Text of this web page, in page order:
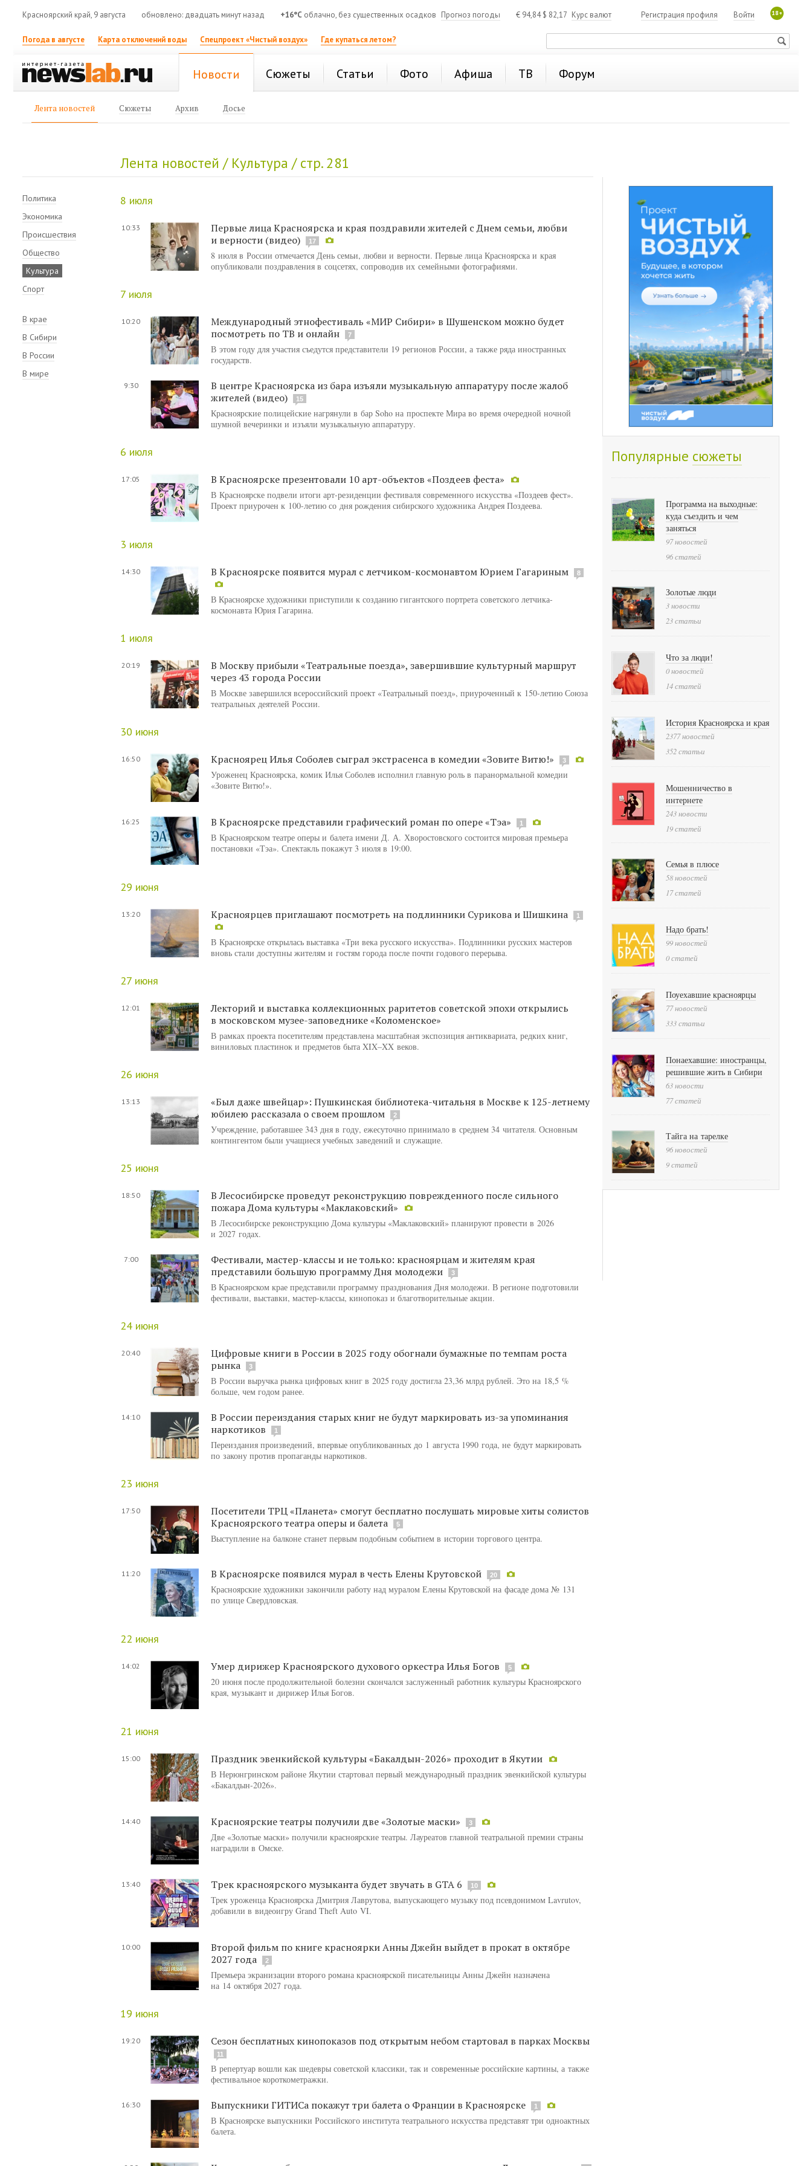
Красноярский край, 9 августа обновлено: двадцать минут назад +16°C облачно, без существенных осадков Прогноз погоды € 94,84$ 82,17 Курс валют 18+
Войти
Регистрация профиля
Погода в августе Карта отключений воды Спецпроект «Чистый воздух» Где купаться летом?
Новости Сюжеты Статьи Фото Афиша ТВ Форум
Лента новостей Сюжеты Архив Досье
Лента новостей / Культура / стр. 281
Политика
Экономика
Происшествия
Общество
Культура
Спорт
В крае
В Сибири
В России
В мире
8 июля
10:33
Первые лица Красноярска и края поздравили жителей с Днем семьи, любви
и верности (видео)
17
8 июля в России отмечается День семьи, любви и верности. Первые лица Красноярска и края
опубликовали поздравления в соцсетях, сопроводив их семейными фотографиями.
7 июля
10:20
Международный этнофестиваль «МИР Сибири» в Шушенском можно будет
посмотреть по ТВ и онлайн
7
В этом году для участия съедутся представители 19 регионов России, а также ряда иностранных
государств.
9:30
В центре Красноярска из бара изъяли музыкальную аппаратуру после жалоб
жителей (видео)
15
Красноярские полицейские нагрянули в бар Soho на проспекте Мира во время очередной ночной
шумной вечеринки и изъяли музыкальную аппаратуру.
6 июля
17:05 В Красноярске презентовали 10 арт-объектов «Поздеев феста»
В Красноярске подвели итоги арт-резиденции фестиваля современного искусства «Поздеев фест».
Проект приурочен к 100-летию со дня рождения сибирского художника Андрея Поздеева.
3 июля
14:30 В Красноярске появится мурал с летчиком-космонавтом Юрием Гагариным 8
В Красноярске художники приступили к созданию гигантского портрета советского летчика-
космонавта Юрия Гагарина.
1 июля
20:19
В Москву прибыли «Театральные поезда», завершившие культурный маршрут
через 43 города России
В Москве завершился всероссийский проект «Театральный поезд», приуроченный к 150-летию Союза
театральных деятелей России.
30 июня
16:50 Красноярец Илья Соболев сыграл экстрасенса в комедии «Зовите Витю!» 3
Уроженец Красноярска, комик Илья Соболев исполнил главную роль в паранормальной комедии
«Зовите Витю!».
16:25 В Красноярске представили графический роман по опере «Тэа» 1
В Красноярском театре оперы и балета имени Д. А. Хворостовского состоится мировая премьера
постановки «Тэа». Спектакль покажут 3 июля в 19:00.
29 июня
13:20 Красноярцев приглашают посмотреть на подлинники Сурикова и Шишкина 1
В Красноярске открылась выставка «Три века русского искусства». Подлинники русских мастеров
вновь стали доступны жителям и гостям города после почти годового перерыва.
27 июня
12:01
Лекторий и выставка коллекционных раритетов советской эпохи открылись
в московском музее-заповеднике «Коломенское»
В рамках проекта посетителям представлена масштабная экспозиция антиквариата, редких книг,
виниловых пластинок и предметов быта XIX–XX веков.
26 июня
13:13
«Был даже швейцар»: Пушкинская библиотека-читальня в Москве к 125-летнему
юбилею рассказала о своем прошлом
2
Учреждение, работавшее 343 дня в году, ежесуточно принимало в среднем 34 читателя. Основным
контингентом были учащиеся учебных заведений и служащие.
25 июня
18:50
В Лесосибирске проведут реконструкцию поврежденного после сильного
пожара Дома культуры «Маклаковский»
В Лесосибирске реконструкцию Дома культуры «Маклаковский» планируют провести в 2026
и 2027 годах.
7:00
Фестивали, мастер-классы и не только: красноярцам и жителям края
представили большую программу Дня молодежи
3
В Красноярском крае представили программу празднования Дня молодежи. В регионе подготовили
фестивали, выставки, мастер-классы, кинопоказ и благотворительные акции.
24 июня
20:40
Цифровые книги в России в 2025 году обогнали бумажные по темпам роста
рынка
3
В России выручка рынка цифровых книг в 2025 году достигла 23,36 млрд рублей. Это на 18,5 %
больше, чем годом ранее.
14:10
В России переиздания старых книг не будут маркировать из-за упоминания
наркотиков
1
Переиздания произведений, впервые опубликованных до 1 августа 1990 года, не будут маркировать
по закону против пропаганды наркотиков.
23 июня
17:50
Посетители ТРЦ «Планета» смогут бесплатно послушать мировые хиты солистов
Красноярского театра оперы и балета
5
Выступление на балконе станет первым подобным событием в истории торгового центра.
11:20 В Красноярске появился мурал в честь Елены Крутовской 20
Красноярские художники закончили работу над муралом Елены Крутовской на фасаде дома № 131
по улице Свердловская.
22 июня
14:02 Умер дирижер Красноярского духового оркестра Илья Богов 5
20 июня после продолжительной болезни скончался заслуженный работник культуры Красноярского
края, музыкант и дирижер Илья Богов.
21 июня
15:00 Праздник эвенкийской культуры «Бакалдын-2026» проходит в Якутии
В Нерюнгринском районе Якутии стартовал первый международный праздник эвенкийской культуры
«Бакалдын-2026».
14:40 Красноярские театры получили две «Золотые маски» 3
Две «Золотые маски» получили красноярские театры. Лауреатов главной театральной премии страны
наградили в Омске.
13:40 Трек красноярского музыканта будет звучать в GTA 6 10
Трек уроженца Красноярска Дмитрия Лаврутова, выпускающего музыку под псевдонимом Lavrutov,
добавили в видеоигру Grand Theft Auto VI.
10:00
Второй фильм по книге красноярки Анны Джейн выйдет в прокат в октябре
2027 года
2
Премьера экранизации второго романа красноярской писательницы Анны Джейн назначена
на 14 октября 2027 года.
19 июня
19:20 Сезон бесплатных кинопоказов под открытым небом стартовал в парках Москвы
11
В репертуар вошли как шедевры советской классики, так и современные российские картины, а также
фестивальное короткометражки.
16:30 Выпускники ГИТИСа покажут три балета о Франции в Красноярске 1
В Красноярске выпускники Российского института театрального искусства представят три одноактных
балета.
Популярные сюжеты
Программа на выходные:
куда съездить и чем
заняться
97 новостей
96 статей
Золотые люди
3 новости
23 статьи
Что за люди!
0 новостей
14 статей
История Красноярска и края
2377 новостей
352 статьи
Мошенничество в
интернете
243 новости
19 статей
Семья в плюсе
58 новостей
17 статей
Надо брать!
99 новостей
0 статей
Поуехавшие красноярцы
77 новостей
333 статьи
Понаехавшие: иностранцы,
решившие жить в Сибири
63 новости
77 статей
Тайга на тарелке
96 новостей
9 статей